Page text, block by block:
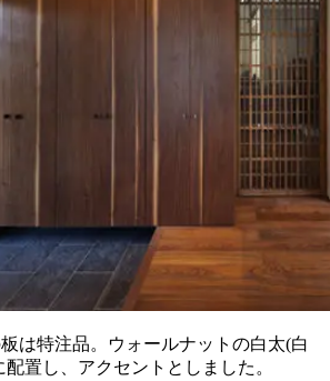
は特注品。ウォールナットの白太(白
置し、アクセントとしました。